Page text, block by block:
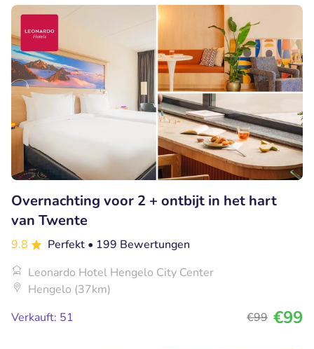
Overnachting voor 2 + ontbijt in het hart
van Twente
9.8 Perfekt • 199 Bewertungen
Leonardo Hotel Hengelo City Center
Hengelo (37km)
Verkauft: 51
€99 €99